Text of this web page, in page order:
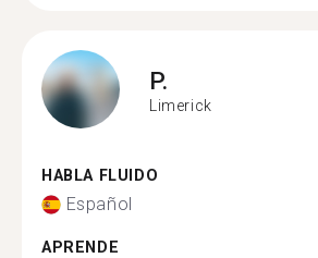
P.
Limerick
HABLA FLUIDO
Español
APRENDE